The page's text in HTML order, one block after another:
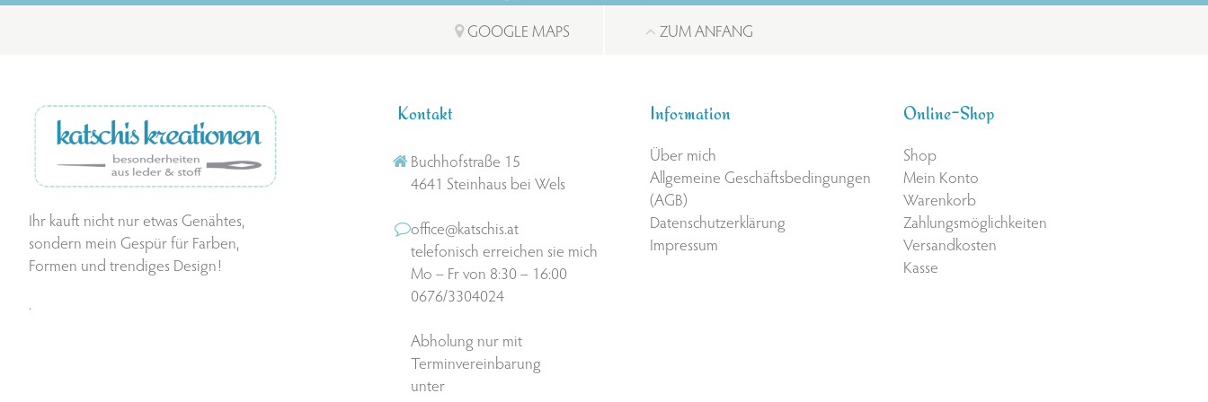
GOOGLE MAPS
ZUM ANFANG
Ihr kauft nicht nur etwas Genähtes,
sondern mein Gespür für Farben,
Formen und trendiges Design!
.
Kontakt
Buchhofstraße 15
4641 Steinhaus bei Wels
office@katschis.at
telefonisch erreichen sie mich
Mo – Fr von 8:30 – 16:00
0676/3304024
Abholung nur mit
Terminvereinbarung
unter
Information
Über mich
Allgemeine Geschäftsbedingungen
(AGB)
Datenschutzerklärung
Impressum
Online-Shop
Shop
Mein Konto
Warenkorb
Zahlungsmöglichkeiten
Versandkosten
Kasse